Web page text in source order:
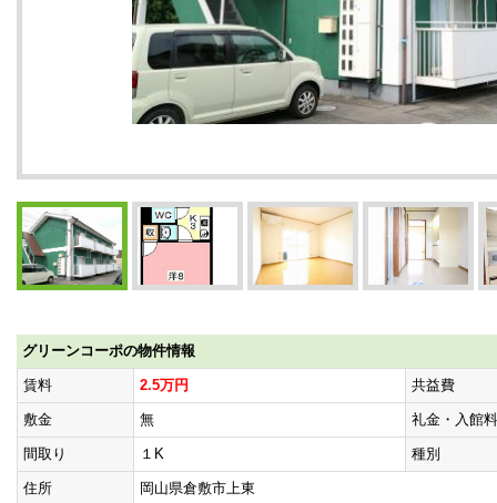
グリーンコーポの物件情報
賃料 2.5万円 共益費
敷金 無 礼金・入館料
間取り １K 種別
住所 岡山県倉敷市上東